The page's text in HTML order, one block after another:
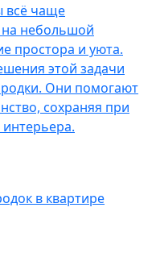
всё чаще
небольшой
простора и уюта.
этой задачи
Они помогают
сохраняя при
в квартире